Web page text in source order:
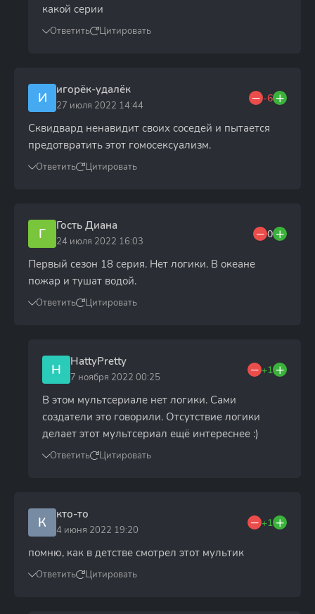
какой серии
Ответить Цитировать
И игорёк-удалёк
27 июля 2022 14:44
-6
Сквидвард ненавидит своих соседей и пытается
предотвратить этот гомосексуализм.
Ответить Цитировать
Г Гость Диана
24 июля 2022 16:03
0
Первый сезон 18 серия. Нет логики. В океане
пожар и тушат водой.
Ответить Цитировать
H HattyPretty
7 ноября 2022 00:25
+1
В этом мультсериале нет логики. Сами
создатели это говорили. Отсутствие логики
делает этот мультсериал ещё интереснее :)
Ответить Цитировать
К кто-то
4 июня 2022 19:20
+1
помню, как в детстве смотрел этот мультик
Ответить Цитировать